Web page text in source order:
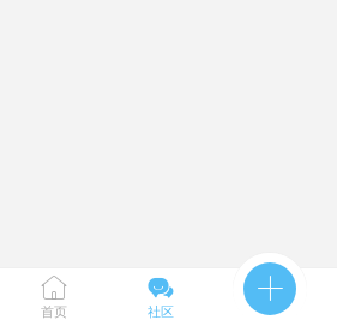

首页

社区
